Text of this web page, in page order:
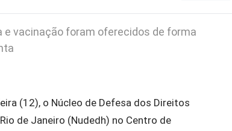
vacinação foram oferecidos de forma
(12), o Núcleo de Defesa dos Direitos
de Janeiro (Nudedh) no Centro de